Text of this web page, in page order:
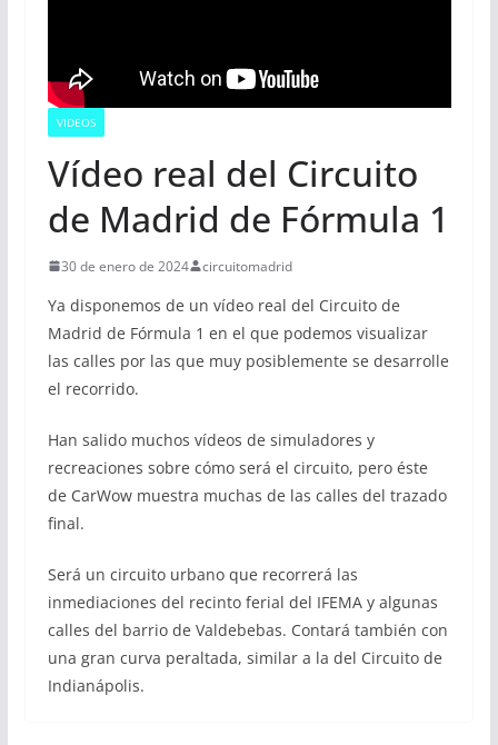
VIDEOS
Vídeo real del Circuito
de Madrid de Fórmula 1
30 de enero de 2024 circuitomadrid
Ya disponemos de un vídeo real del Circuito de
Madrid de Fórmula 1 en el que podemos visualizar
las calles por las que muy posiblemente se desarrolle
el recorrido.
Han salido muchos vídeos de simuladores y
recreaciones sobre cómo será el circuito, pero éste
de CarWow muestra muchas de las calles del trazado
final.
Será un circuito urbano que recorrerá las
inmediaciones del recinto ferial del IFEMA y algunas
calles del barrio de Valdebebas. Contará también con
una gran curva peraltada, similar a la del Circuito de
Indianápolis.